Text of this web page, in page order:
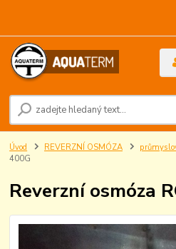
Úvod REVERZNÍ OSMÓZA
400G
Reverzní osmóza